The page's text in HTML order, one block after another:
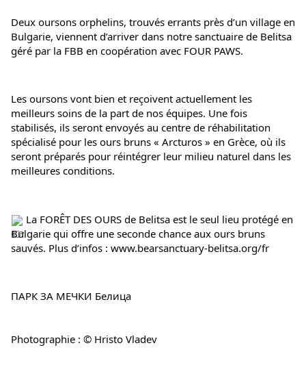
Deux oursons orphelins, trouvés errants près d’un village en
Bulgarie, viennent d’arriver dans notre sanctuaire de Belitsa
géré par la FBB en coopération avec FOUR PAWS.
Les oursons vont bien et reçoivent actuellement les
meilleurs soins de la part de nos équipes. Une fois
stabilisés, ils seront envoyés au centre de réhabilitation
spécialisé pour les ours bruns « Arcturos » en Grèce, où ils
meilleures conditions.
La FORÊT DES OURS de Belitsa est le seul lieu protégé en
Bulgarie qui offre une seconde chance aux ours bruns
sauvés. Plus d’infos : www.bearsanctuary-belitsa.org/fr
ПАРК ЗА МЕЧКИ Белица
Photographie : © Hristo Vladev